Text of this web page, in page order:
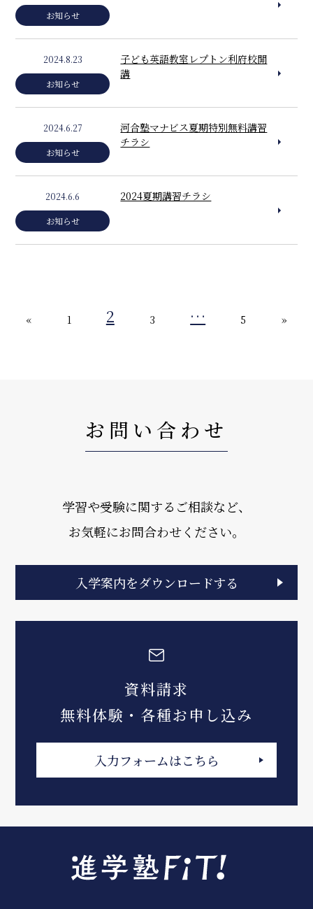
お知らせ
2024.8.23
お知らせ
子ども英語教室レプトン利府校開
講
2024.6.27
お知らせ
河合塾マナビス夏期特別無料講習
チラシ
2024.6.6
お知らせ
2024夏期講習チラシ
« 1 2 3 … 5 »
お問い合わせ
学習や受験に関するご相談など、
お気軽にお問合わせください。
入学案内をダウンロードする
資料請求
無料体験・各種お申し込み
入力フォームはこちら